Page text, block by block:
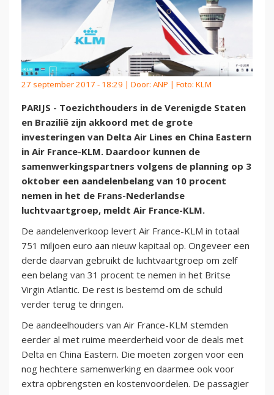
27 september 2017 - 18:29 | Door: ANP | Foto: KLM
PARIJS - Toezichthouders in de Verenigde Staten
en Brazilië zijn akkoord met de grote
investeringen van Delta Air Lines en China Eastern
in Air France-KLM. Daardoor kunnen de
samenwerkingspartners volgens de planning op 3
oktober een aandelenbelang van 10 procent
nemen in het de Frans-Nederlandse
luchtvaartgroep, meldt Air France-KLM.
De aandelenverkoop levert Air France-KLM in totaal
751 miljoen euro aan nieuw kapitaal op. Ongeveer een
derde daarvan gebruikt de luchtvaartgroep om zelf
een belang van 31 procent te nemen in het Britse
Virgin Atlantic. De rest is bestemd om de schuld
verder terug te dringen.
De aandeelhouders van Air France-KLM stemden
eerder al met ruime meerderheid voor de deals met
Delta en China Eastern. Die moeten zorgen voor een
nog hechtere samenwerking en daarmee ook voor
extra opbrengsten en kostenvoordelen. De passagier